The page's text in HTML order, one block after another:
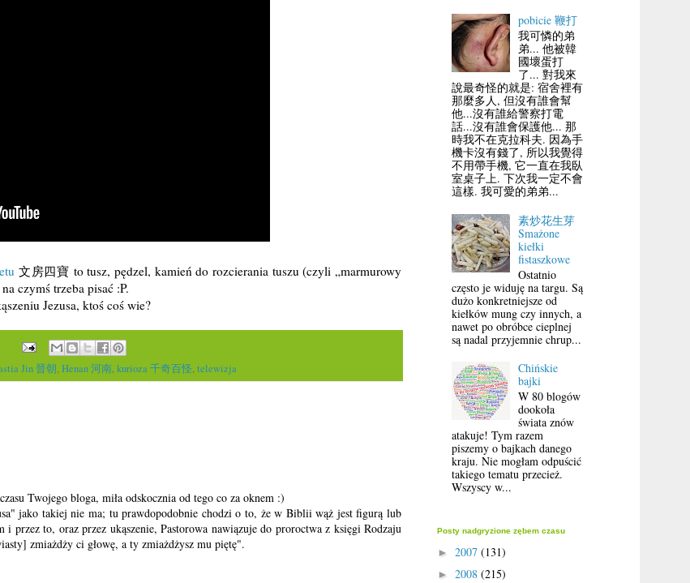
文房四寶 to tusz, pędzel, kamień do rozcierania tuszu (czyli „marmurowy
czymś trzeba pisać :P.
Jezusa, ktoś coś wie?
Jin 晉朝,Henan 河南,kurioza 千奇百怪,telewizja
Twojego bloga, miła odskocznia od tego co za oknem :)
jako takiej nie ma; tu prawdopodobnie chodzi o to, że w Biblii wąż jest figurą lub
i przez to, oraz przez ukąszenie, Pastorowa nawiązuje do proroctwa z księgi Rodzaju
zmiażdży ci głowę, a ty zmiażdżysz mu piętę".
pobicie 鞭打
我可憐的弟
弟... 他被韓
國壞蛋打
了... 對我來
說最奇怪的就是: 宿舍裡有
那麼多人, 但沒有誰會幫
他...沒有誰給警察打電
話...沒有誰會保護他... 那
時我不在克拉科夫. 因為手
機卡沒有錢了, 所以我覺得
不用帶手機, 它一直在我臥
室桌子上. 下次我一定不會
這樣. 我可愛的弟弟...
素炒花生芽
Smażone
kiełki
fistaszkowe
Ostatnio
często je widuję na targu. Są
dużo konkretniejsze od
kiełków mung czy innych, a
nawet po obróbce cieplnej
są nadal przyjemnie chrup...
Chińskie
bajki
W 80 blogów
dookoła
świata znów
atakuje! Tym razem
piszemy o bajkach danego
kraju. Nie mogłam odpuścić
takiego tematu przecież.
Wszyscy w...
Posty nadgryzione zębem czasu
► 2007 (131)
► 2008 (215)